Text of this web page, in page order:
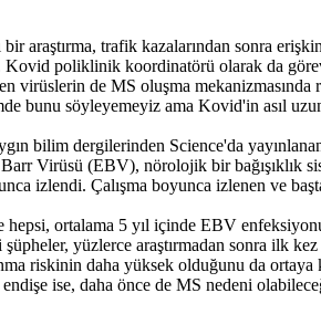
araştırma, trafik kazalarından sonra
poliklinik koordinatörü olarak da
virüslerin de MS oluşma
bunu söyleyemeyiz ama Kovid'in asıl
bilim dergilerinden Science'da
Virüsü (EBV), nörolojik bir bağışıklık
izlendi. Çalışma boyunca izlenen ve
hepsi, ortalama 5 yıl içinde EBV
yüzlerce araştırmadan sonra ilk
riskinin daha yüksek olduğunu da
endişe ise, daha önce de MS nedeni